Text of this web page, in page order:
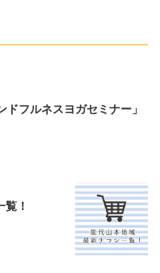
ドフルネスヨガセミナー」
覧！